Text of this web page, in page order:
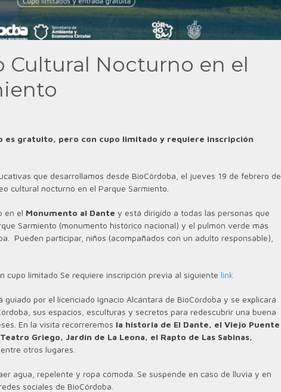
Cultural Nocturno en el
es gratuito, pero con cupo limitado y requiere inscripción
que desarrollamos desde BioCórdoba, el jueves 19 de febrero de
cultural nocturno en el Parque Sarmiento.
en el Monumento al Dante y está dirigido a todas las personas que
Sarmiento (monumento histórico nacional) y el pulmón verde más
Pueden participar, niños (acompañados con un adulto responsable),
cupo limitado Se requiere inscripción previa al siguiente link
guiado por el licenciado Ignacio Alcántara de BioCórdoba y se explicará
sus espacios, esculturas y secretos para redescubrir una buena
En la visita recorreremos la historia de El Dante, el Viejo Puente
Griego, Jardín de La Leona, el Rapto de Las Sabinas,
entre otros lugares.
agua, repelente y ropa cómoda. Se suspende en caso de lluvia y en
sociales de BioCórdoba.